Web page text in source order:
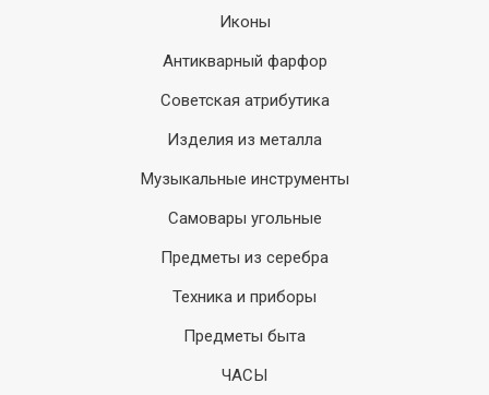
Иконы
Антикварный фарфор
Советская атрибутика
Изделия из металла
Музыкальные инструменты
Самовары угольные
Предметы из серебра
Техника и приборы
Предметы быта
ЧАСЫ